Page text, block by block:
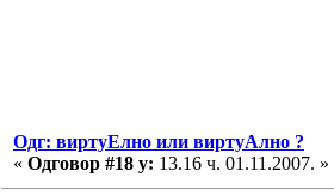
Одг: виртуЕлно или виртуАлно ?
« Одговор #18 у: 13.16 ч. 01.11.2007. »